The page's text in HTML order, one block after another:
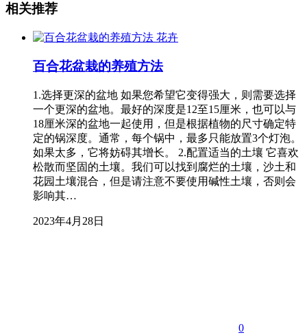
相关推荐
花卉
百合花盆栽的养殖方法
1.选择更深的盆地 如果您希望它变得强大，则需要选择
一个更深的盆地。最好的深度是12至15厘米，也可以与
18厘米深的盆地一起使用，但是根据植物的尺寸确定特
定的锅深度。通常，每个锅中，最多只能放置3个灯泡。
如果太多，它将妨碍其增长。 2.配置适当的土壤 它喜欢
松散而坚固的土壤。我们可以找到腐烂的土壤，沙土和
花园土壤混合，但是请注意不要使用碱性土壤，否则会
影响其…
2023年4月28日
0